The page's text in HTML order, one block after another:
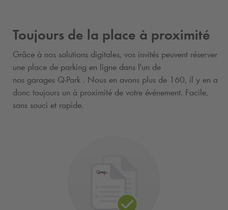
Toujours de la place à proximité
Grâce à nos solutions digitales, vos invités peuvent réserver
une place de parking en ligne dans l'un de
nos garages Q-Park . Nous en avons plus de 160, il y en a
donc toujours un à proximité de votre événement. Facile,
sans souci et rapide.